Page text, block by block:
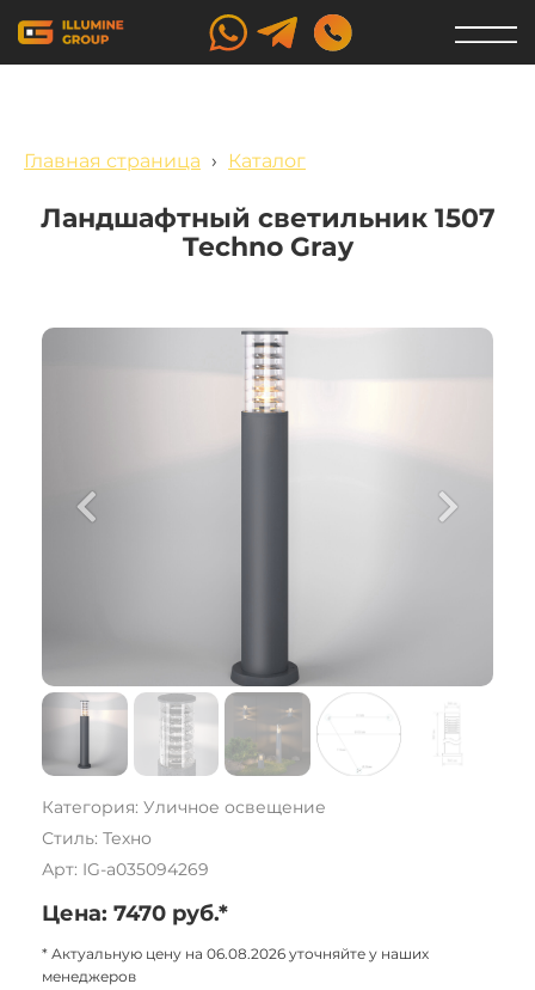
Главная страница › Каталог
Ландшафтный светильник 1507
Techno Gray
Категория: Уличное освещение
Стиль: Техно
Арт: IG-a035094269
Цена: 7470 руб.*
* Актуальную цену на 06.08.2026 уточняйте у наших
менеджеров